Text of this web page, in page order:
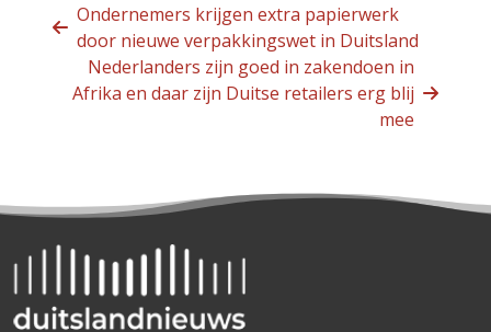
Ondernemers krijgen extra papierwerk
door nieuwe verpakkingswet in Duitsland
Nederlanders zijn goed in zakendoen in
Afrika en daar zijn Duitse retailers erg blij
mee